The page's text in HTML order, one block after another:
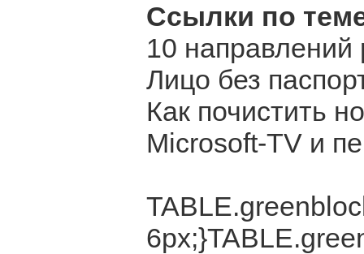
Ссылки по
10 направлений
Лицо без
Как почистить
Microsoft-TV и